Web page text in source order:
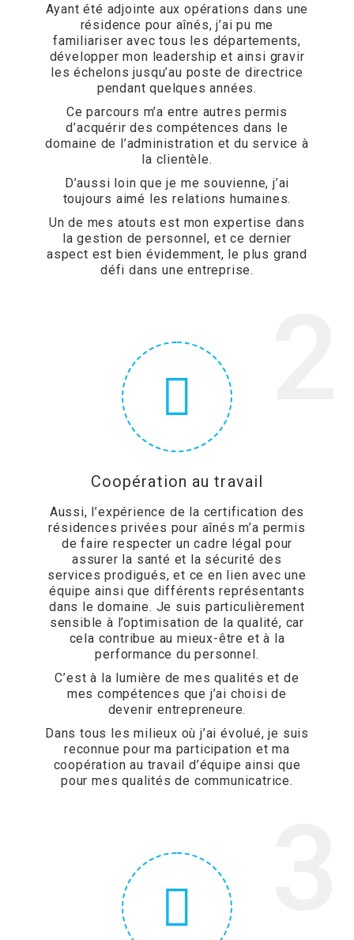
Ayant été adjointe aux opérations dans une
résidence pour aînés, j’ai pu me
familiariser avec tous les départements,
développer mon leadership et ainsi gravir
les échelons jusqu’au poste de directrice
pendant quelques années.
Ce parcours m’a entre autres permis
d’acquérir des compétences dans le
domaine de l’administration et du service à
la clientèle.
D’aussi loin que je me souvienne, j’ai
toujours aimé les relations humaines.
Un de mes atouts est mon expertise dans
la gestion de personnel, et ce dernier
aspect est bien évidemment, le plus grand
défi dans une entreprise.
Coopération au travail
Aussi, l’expérience de la certification des
résidences privées pour aînés m’a permis
de faire respecter un cadre légal pour
assurer la santé et la sécurité des
services prodigués, et ce en lien avec une
équipe ainsi que différents représentants
dans le domaine. Je suis particulièrement
sensible à l’optimisation de la qualité, car
cela contribue au mieux-être et à la
performance du personnel.
C’est à la lumière de mes qualités et de
mes compétences que j’ai choisi de
devenir entrepreneure.
Dans tous les milieux où j’ai évolué, je suis
reconnue pour ma participation et ma
coopération au travail d’équipe ainsi que
pour mes qualités de communicatrice.